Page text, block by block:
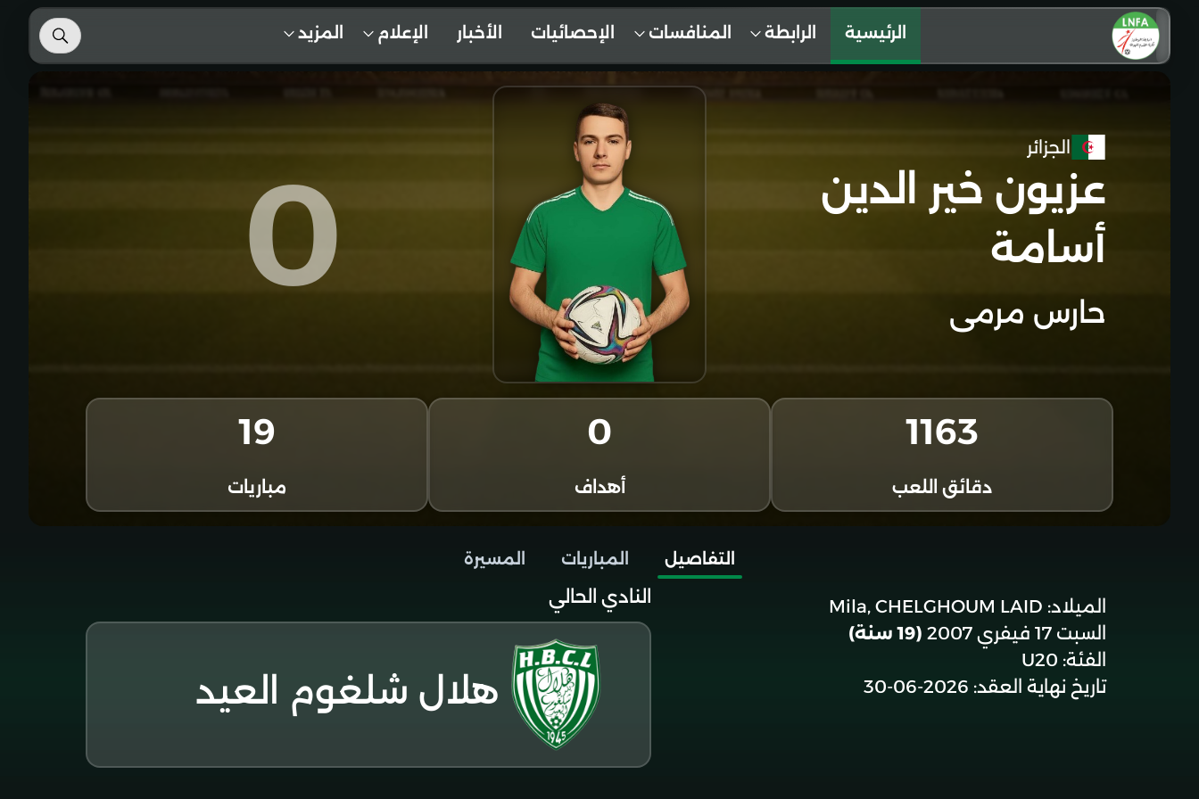
الرئيسية الرابطة المنافسات الإحصائيات الأخبار الإعلام المزيد
الجزائر
عزيون خير الدين
أسامة
حارس مرمى 0
1163
دقائق اللعب
0
أهداف
19
مباريات
التفاصيل المباريات المسيرة
الميلاد: Mila, CHELGHOUM LAID
السبت 17 فيفري 2007
(19 سنة)
الفئة: U20
تاريخ نهاية العقد: 2026-06-30
النادي الحالي
هلال شلغوم العيد